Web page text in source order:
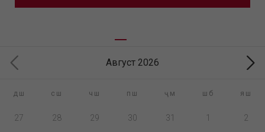
Август 2026
дш сш чш пш ҷм шб яш
27 28 29 30 31 1 2